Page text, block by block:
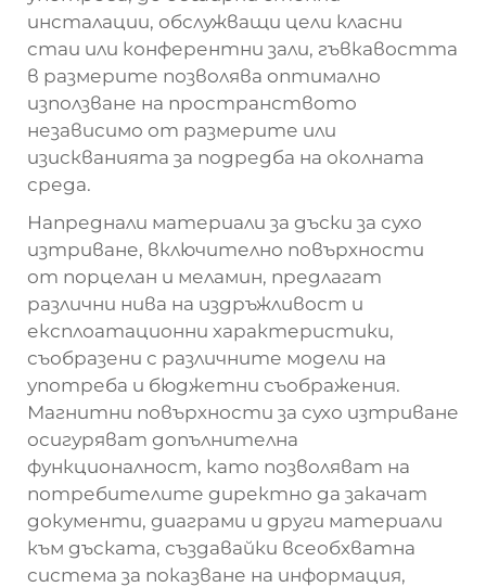
инсталации, обслужващи цели класни
стаи или конферентни зали, гъвкавостта
в размерите позволява оптимално
използване на пространството
независимо от размерите или
изискванията за подредба на околната
среда.
Напреднали материали за дъски за сухо
изтриване, включително повърхности
от порцелан и меламин, предлагат
различни нива на издръжливост и
експлоатационни характеристики,
съобразени с различните модели на
употреба и бюджетни съображения.
Магнитни повърхности за сухо изтриване
осигуряват допълнителна
функционалност, като позволяват на
потребителите директно да закачат
документи, диаграми и други материали
към дъската, създавайки всеобхватна
система за показване на информация,